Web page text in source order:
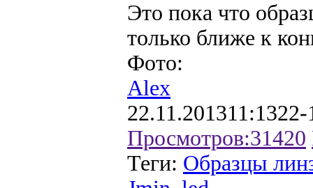
Это пока что
только ближе к
Фото:
Alex
22.11.201311:1322-
Просмотров:31420
Теги: Образцы